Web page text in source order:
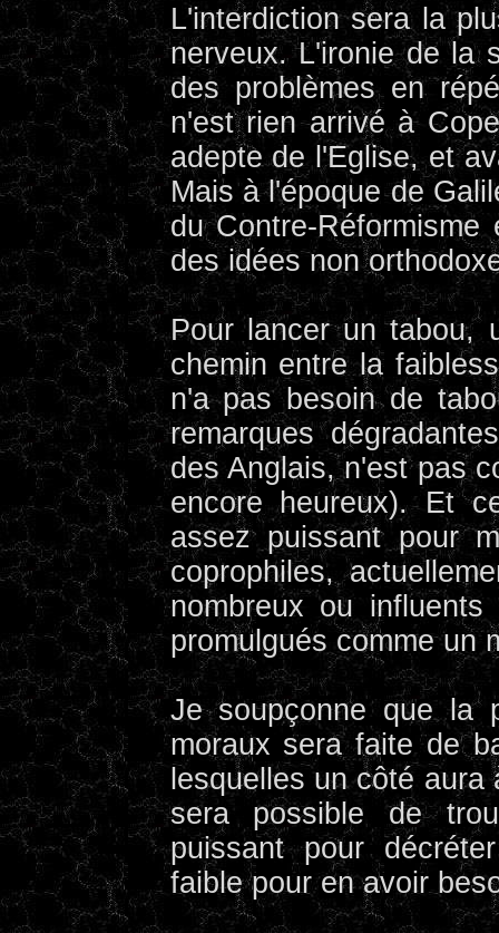
L'interdiction sera la
nerveux. L'ironie de la
des problèmes en
n'est rien arrivé à
adepte de l'Eglise, et
Mais à l'époque de
du Contre-
des idées non
Pour lancer un tabou,
chemin entre la
n'a pas besoin de
remarques
des Anglais, n'est pas
encore heureux). Et
assez puissant pour
coprophiles,
nombreux ou
promulgués comme un
Je soupçonne que la
moraux sera faite de
lesquelles un côté
sera possible de
puissant pour
faible pour en avoir